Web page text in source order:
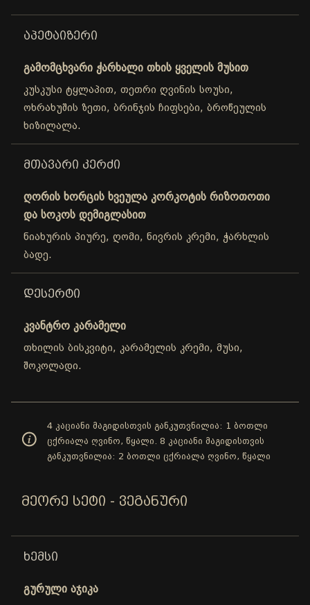
ᲐᲞᲔᲢᲐᲘᲖᲔᲠᲘ
გამომცხვარი ჭარხალი თხის ყველის მუსით
კუსკუსი ტყლაპით, თეთრი ღვინის სოუსი,
ოხრახუშის ზეთი, ბრინჯის ჩიფსები, ბროწეულის
ხიზილალა.
ᲛᲗᲐᲕᲐᲠᲘ ᲙᲔᲠᲫᲘ
ღორის ხორცის ხვეულა კორკოტის რიზოთოთი
და სოკოს დემიგლასით
ნიახურის პიურე, ღომი, ნივრის კრემი, ჭარხლის
ბადე.
ᲓᲔᲡᲔᲠᲢᲘ
კვანტრო კარამელი
თხილის ბისკვიტი, კარამელის კრემი, მუსი,
შოკოლადი.
4 კაციანი მაგიდისთვის განკუთვნილია: 1 ბოთლი
ცქრიალა ღვინო, წყალი. 8 კაციანი მაგიდისთვის
განკუთვნილია: 2 ბოთლი ცქრიალა ღვინო, წყალი
ᲛᲔᲝᲠᲔ ᲡᲔᲢᲘ - ᲕᲔᲒᲐᲜᲣᲠᲘ
ᲮᲔᲛᲡᲘ
გურული აჯიკა